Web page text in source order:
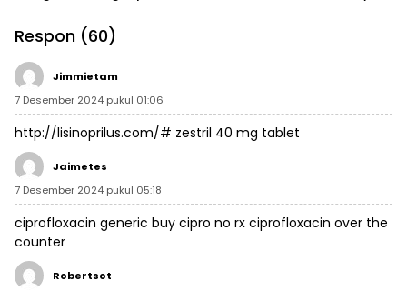
Respon (60)
Jimmietam
7 Desember 2024 pukul 01:06
http://lisinoprilus.com/# zestril 40 mg tablet
Jaimetes
7 Desember 2024 pukul 05:18
ciprofloxacin generic buy cipro no rx ciprofloxacin over the
counter
Robertsot